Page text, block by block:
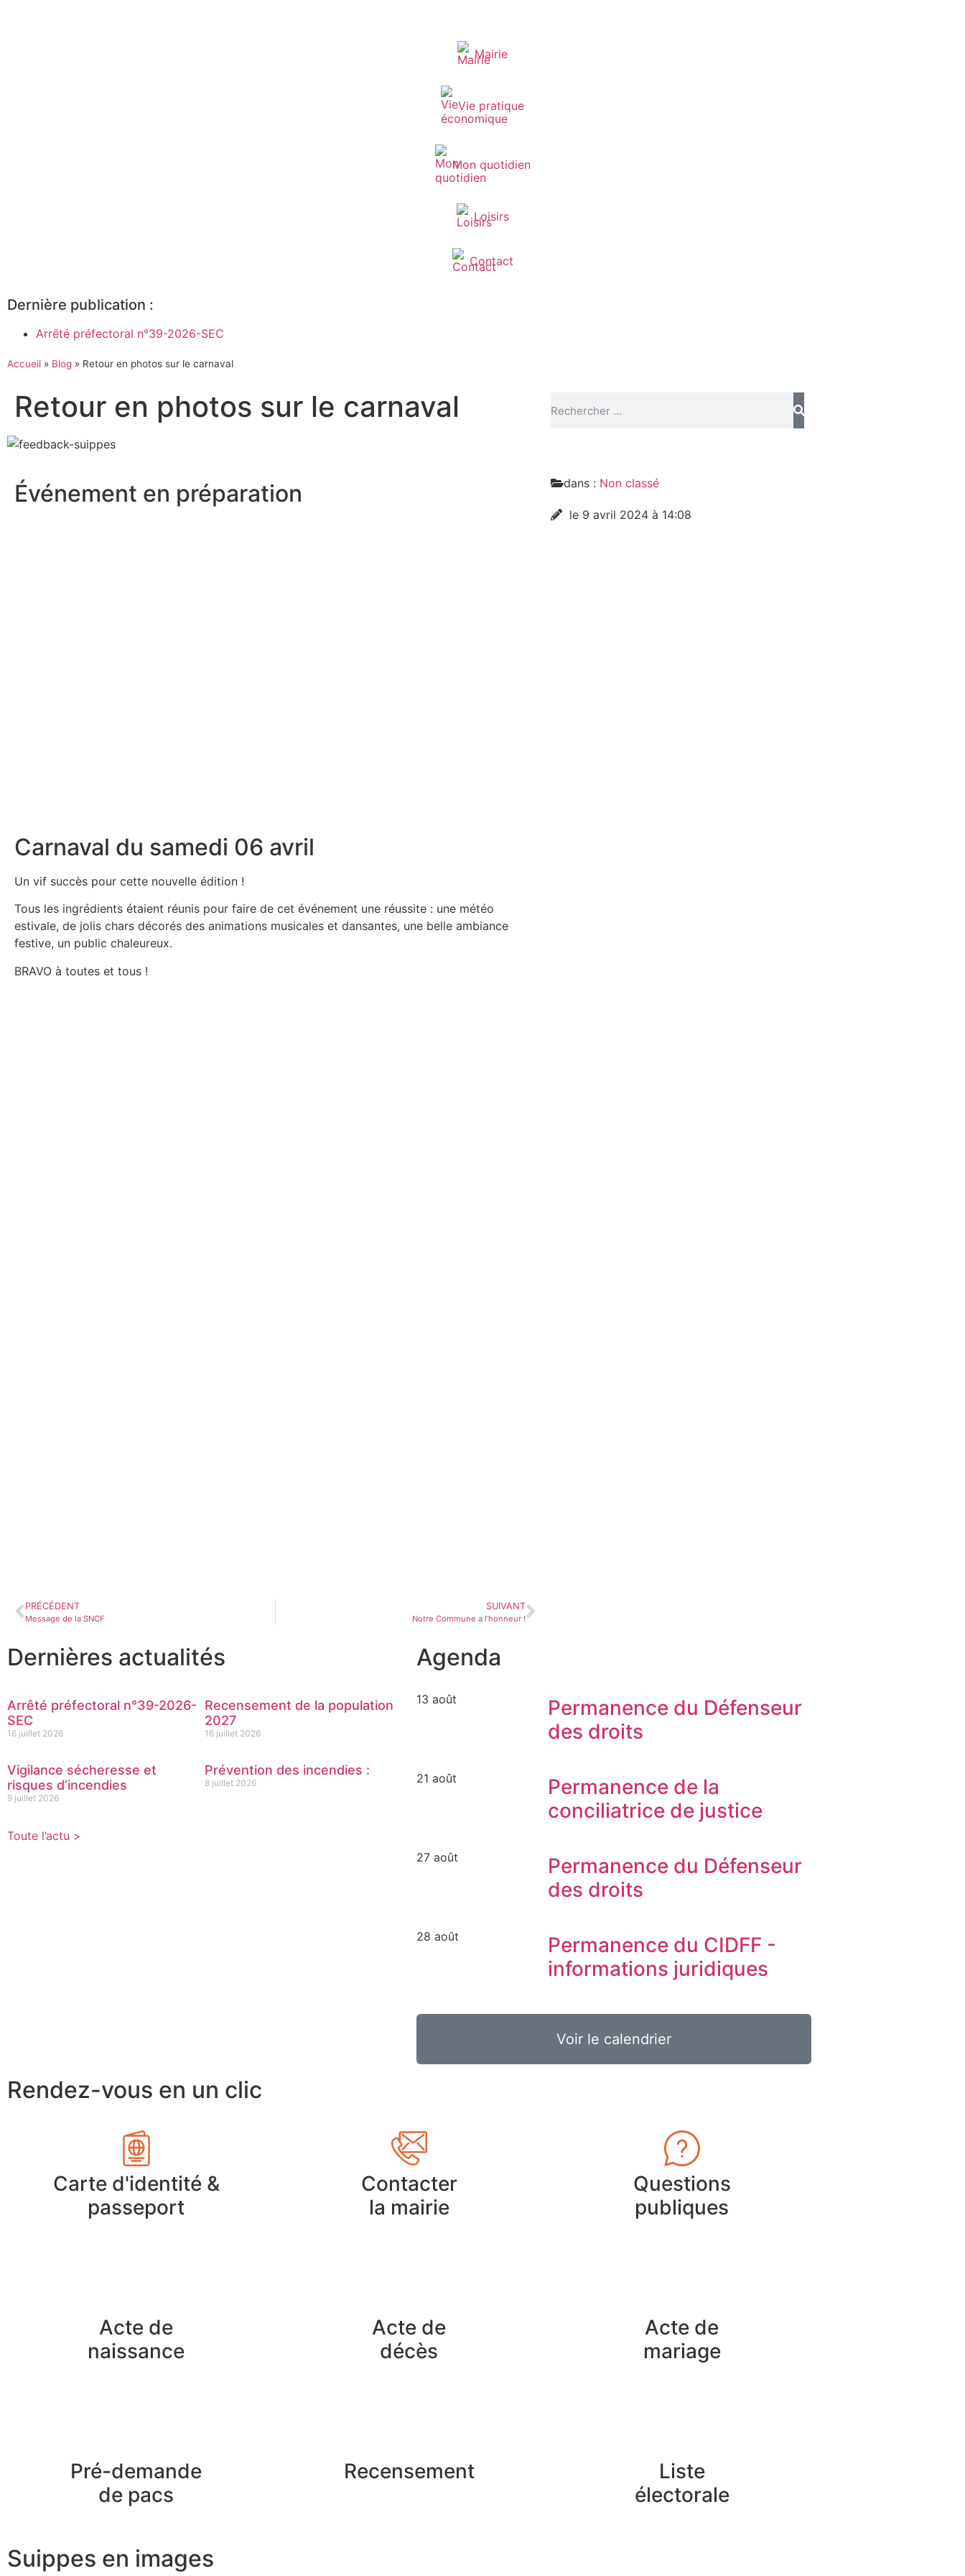
Mairie
Vie pratique
Mon quotidien
Loisirs
Contact
Dernière publication :
Arrêté préfectoral n°39-2026-SEC
Accueil » Blog » Retour en photos sur le carnaval
Retour en photos sur le carnaval
Événement en préparation
Carnaval du samedi 06 avril
Un vif succès pour cette nouvelle édition !
Tous les ingrédients étaient réunis pour faire de cet événement une réussite : une météo
estivale, de jolis chars décorés des animations musicales et dansantes, une belle ambiance
festive, un public chaleureux.
BRAVO à toutes et tous !
PRÉCÉDENT
Message de la SNCF
SUIVANT
Notre Commune a l’honneur !
dans : Non classé
le 9 avril 2024 à 14:08
Dernières actualités
Arrêté préfectoral n°39-2026-
SEC
16 juillet 2026
Recensement de la population
2027
16 juillet 2026
Vigilance sécheresse et
risques d’incendies
9 juillet 2026
Prévention des incendies :
8 juillet 2026
Toute l’actu >
Agenda
13 août
Permanence du Défenseur
des droits
21 août
Permanence de la
conciliatrice de justice
27 août
Permanence du Défenseur
des droits
28 août
Permanence du CIDFF -
informations juridiques
Voir le calendrier
Rendez-vous en un clic
Carte d'identité &
passeport
Contacter
la mairie
Questions
publiques
Acte de
naissance
Acte de
décès
Acte de
mariage
Pré-demande
de pacs
Recensement
Liste
électorale
Suippes en images